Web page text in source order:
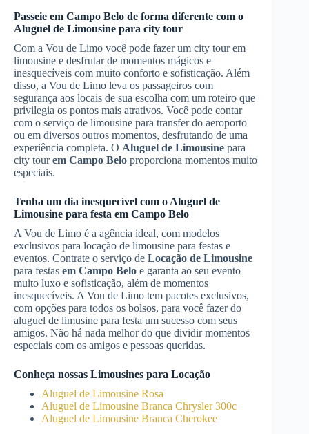
Passeie em Campo Belo de forma diferente com o
Aluguel de Limousine para city tour
Com a Vou de Limo você pode fazer um city tour em
limousine e desfrutar de momentos mágicos e
inesquecíveis com muito conforto e sofisticação. Além
disso, a Vou de Limo leva os passageiros com
segurança aos locais de sua escolha com um roteiro que
privilegia os pontos mais atrativos. Você pode contar
com o serviço de limousine para transfer do aeroporto
ou em diversos outros momentos, desfrutando de uma
experiência completa. O Aluguel de Limousine para
city tourem Campo Belo proporciona momentos muito
especiais.
Tenha um dia inesquecível com o Aluguel de
Limousine para festa em Campo Belo
A Vou de Limo é a agência ideal, com modelos
exclusivos para locação de limousine para festas e
eventos. Contrate o serviço de Locação de Limousine
para festas em Campo Belo e garanta ao seu evento
muito luxo e sofisticação, além de momentos
inesquecíveis. A Vou de Limo tem pacotes exclusivos,
com opções para todos os bolsos, para você fazer do
aluguel de limusine para festa um sucesso com seus
amigos. Não há nada melhor do que dividir momentos
especiais com os amigos e pessoas queridas.
Conheça nossas Limousines para Locação
Aluguel de Limousine Rosa
Aluguel de Limousine Branca Chrysler 300c
Aluguel de Limousine Branca Cherokee